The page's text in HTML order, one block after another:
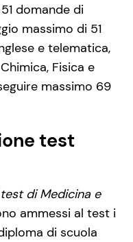
domande di
massimo di 51
e telematica,
Fisica e
massimo 69
test
di Medicina e
ammessi al test i
di scuola